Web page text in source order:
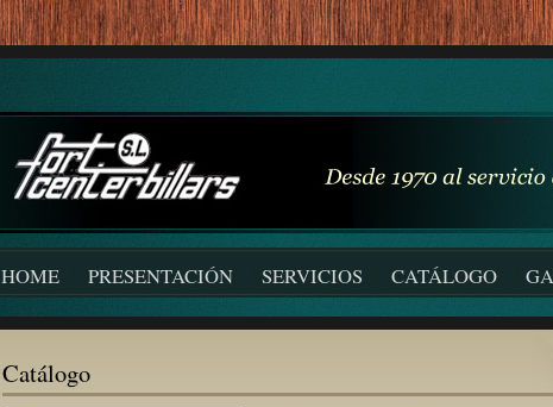
HOME PRESENTACIÓN SERVICIOS CATÁLOGO
Catálogo